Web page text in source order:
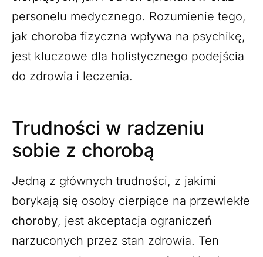
personelu medycznego. Rozumienie tego,
jak choroba fizyczna wpływa na psychikę,
jest kluczowe dla holistycznego podejścia
do zdrowia i leczenia.
Trudności w radzeniu
sobie z chorobą
Jedną z głównych trudności, z jakimi
borykają się osoby cierpiące na przewlekłe
choroby, jest akceptacja ograniczeń
narzuconych przez stan zdrowia. Ten